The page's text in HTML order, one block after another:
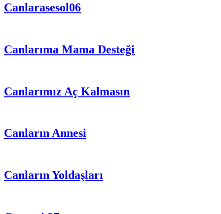
Canlarasesol06
Canlarıma Mama Desteği
Canlarımız Aç Kalmasın
Canların Annesi
Canların Yoldaşları